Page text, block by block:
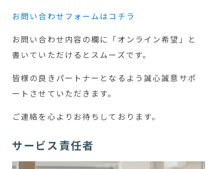
お問い合わせフォームはコチラ
お問い合わせ内容の欄に「オンライン希望」と
書いていただけるとスムーズです。
皆様の良きパートナーとなるよう誠心誠意サポ
ートさせていただきます。
ご連絡を心よりお待ちしております。
サービス責任者